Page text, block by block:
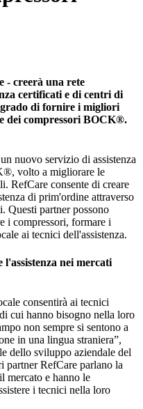
- creerà una rete
certificati e di centri di
grado di fornire i migliori
dei compressori BOCK®.
nuovo servizio di assistenza
volto a migliorare le
RefCare consente di creare
di prim'ordine attraverso
Questi partner possono
i compressori, formare i
ai tecnici dell'assistenza.
l'assistenza nei mercati
consentirà ai tecnici
cui hanno bisogno nella loro
non sempre si sentono a
in una lingua straniera”,
dello sviluppo aziendale del
partner RefCare parlano la
mercato e hanno le
i tecnici nella loro